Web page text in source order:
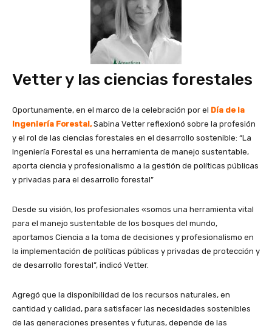
Vetter y las ciencias forestales
Oportunamente, en el marco de la celebración por el Día de la
Ingeniería Forestal,Sabina Vetter reflexionó sobre la profesión
y el rol de las ciencias forestales en el desarrollo sostenible: “La
Ingeniería Forestal es una herramienta de manejo sustentable,
aporta ciencia y profesionalismo a la gestión de políticas públicas
y privadas para el desarrollo forestal”
Desde su visión, los profesionales «somos una herramienta vital
para el manejo sustentable de los bosques del mundo,
aportamos Ciencia a la toma de decisiones y profesionalismo en
la implementación de políticas públicas y privadas de protección y
de desarrollo forestal”, indicó Vetter.
Agregó que la disponibilidad de los recursos naturales, en
cantidad y calidad, para satisfacer las necesidades sostenibles
de las generaciones presentes y futuras, depende de las